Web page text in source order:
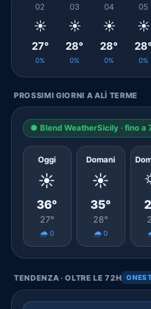
02
☀️
27°
0%
03
☀️
28°
0%
04
☀️
28°
0%
05
☀️
28°
0%
PROSSIMI GIORNI A ALÌ TERME
● Blend WeatherSicily · fino a
Oggi
☀️
36°
27°
🌧️ 0
Domani
☀️
35°
28°
🌧️ 0
TENDENZA · OLTRE LE 72H